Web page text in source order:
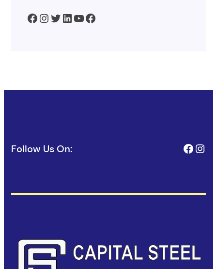
Facebook InstagramTwitter LinkedIn YouTube Facebook
Follow Us On: